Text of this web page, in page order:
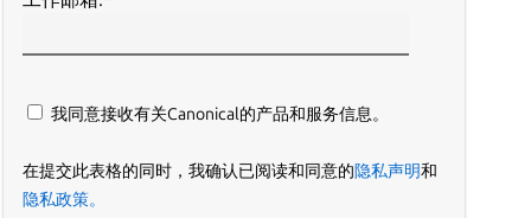
我同意接收有关Canonical的产品和服务信息。
在提交此表格的同时，我确认已阅读和同意的隐私声明和
隐私政策。